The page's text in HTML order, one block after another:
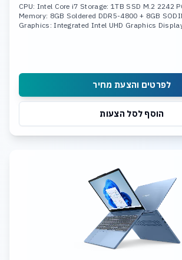
CPU: Intel Core i7 Storage: 1TB SSD M.2 2242
Memory: 8GB Soldered DDR5-4800 + 8GB
Graphics: Integrated Intel UHD Graphics
לפרטים והצעת מחיר
הוסף לסל הצעות